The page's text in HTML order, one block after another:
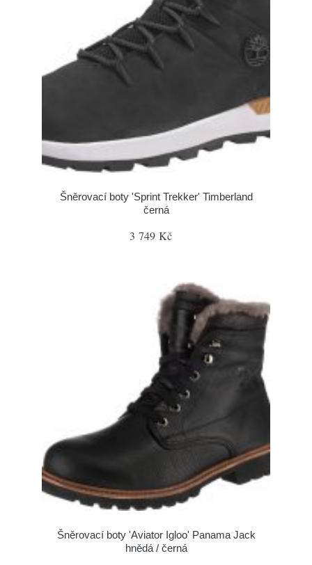
Šněrovací boty 'Sprint Trekker' Timberland
černá
3 749 Kč
Šněrovací boty 'Aviator Igloo' Panama Jack
hnědá / černá